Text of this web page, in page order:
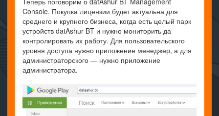
Console. Покупка лицензии будет актуальна для
среднего и крупного бизнеса, когда есть целый парк
устройств datAshur BT и нужно мониторить да
контролировать их работу. Для пользовательского
уровня доступа нужно приложение менеджер, а для
администраторского — нужно приложение
администратора.